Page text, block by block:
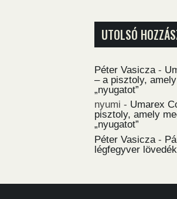
UTOLSÓ
Péter Vasicza -
– a pisztoly,
„nyugatot”
nyumi - Umarex
pisztoly, amely
„nyugatot”
Péter Vasicza -
légfegyver